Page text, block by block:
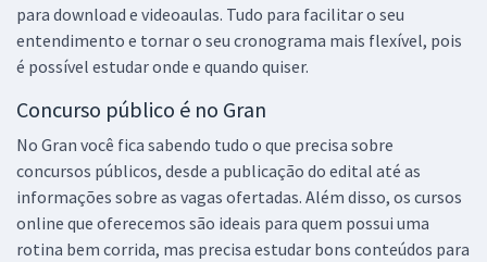
para download e videoaulas. Tudo para facilitar o seu
entendimento e tornar o seu cronograma mais flexível, pois
é possível estudar onde e quando quiser.
Concurso público é no Gran
No Gran você fica sabendo tudo o que precisa sobre
concursos públicos, desde a publicação do edital até as
informações sobre as vagas ofertadas. Além disso, os cursos
online que oferecemos são ideais para quem possui uma
rotina bem corrida, mas precisa estudar bons conteúdos para